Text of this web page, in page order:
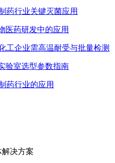
药行业关键灭菌应用
医药研发中的应用
工企业需高温耐受与批量检测
验室选型参数指南
药行业的应用
决方案